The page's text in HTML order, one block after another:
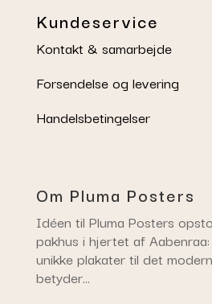
Kundeservice
Kontakt & samarbejde
Forsendelse og levering
Handelsbetingelser
Om Pluma Posters
Idéen til Pluma Posters
pakhus i hjertet af
unikke plakater til det
betyder…